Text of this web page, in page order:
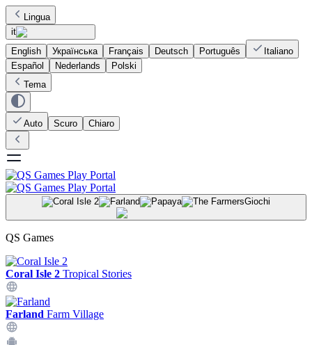
Lingua
it
English
Українська Français Deutsch Português
Italiano
Español
Nederlands
Polski
Tema
Auto Scuro Chiaro
Giochi
QS Games
Coral Isle 2 Tropical Stories
Farland Farm Village